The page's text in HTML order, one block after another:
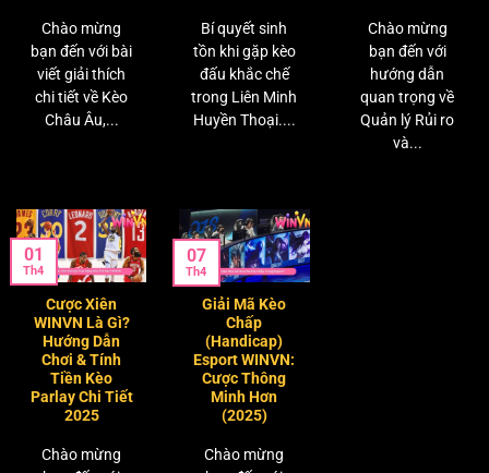
Chào mừng
bạn đến với bài
viết giải thích
chi tiết về Kèo
Châu Âu,...
Bí quyết sinh
tồn khi gặp kèo
đấu khắc chế
trong Liên Minh
Huyền Thoại....
Chào mừng
bạn đến với
hướng dẫn
quan trọng về
Quản lý Rủi ro
và...
Cược Xiên
WINVN Là Gì?
Hướng Dẫn
Chơi & Tính
Tiền Kèo
Parlay Chi Tiết
2025
Chào mừng
01
Th4
Giải Mã Kèo
Chấp
(Handicap)
Esport WINVN:
Cược Thông
Minh Hơn
(2025)
Chào mừng
07
Th4